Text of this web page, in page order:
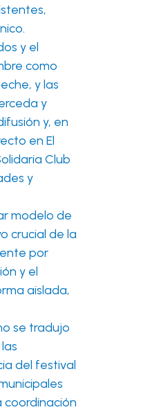
y el
como
y las
y
y, en
en El
Club
y
modelo de
crucial de la
por
y el
aislada,
se tradujo
del festival
coordinación